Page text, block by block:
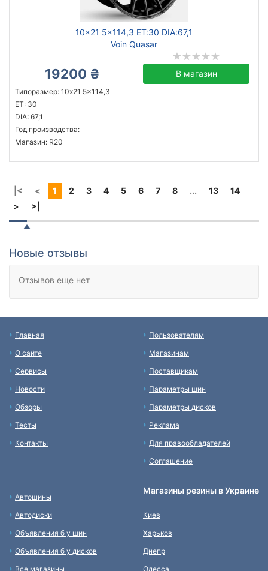
10x21 5x114,3 ET:30 DIA:67,1
Voin Quasar
19200 ₴ В магазин
Типоразмер: 10x21 5x114,3
ET: 30
DIA: 67,1
Год производства:
Магазин: R20
|< < 1 2 3 4 5 6 7 8 ... 13
14
>
>|
Новые отзывы
Отзывов еще нет
Главная
О сайте
Сервисы
Новости
Обзоры
Тесты
Контакты
Пользователям
Магазинам
Поставщикам
Параметры шин
Параметры дисков
Реклама
Для правообладателей
Соглашение
Автошины
Автодиски
Объявления б у шин
Объявления б у дисков
Все магазины
Магазины резины в Украине
Киев
Харьков
Днепр
Одесса